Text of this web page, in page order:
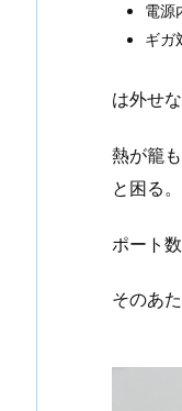
電源
ギガ
は外せな
熱が籠
と困る。
ポート
そのあ